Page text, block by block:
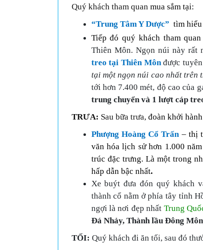
Quý khách tham quan mua sắm tại:
“Trung Tâm Y Dược” tìm
Tiếp đóquý khách tham
Thiên Môn. Ngọn núi này
treo tại Thiên Mônđược tuyên
tại một ngọn núi cao nhất trên
tới hơn 7.400 mét, độ cao của
trung chuyển và 1 lượt cáp
TRƯA: Sau bữa trưa, đoàn khởi hành
Phượng Hoàng Cổ Trấn – thị
văn hóa lịch sử hơn 1.000
trúc đặc trưng. Là một trong
hấp dẫn bậc nhất.
Xe buýt đưa đón quý khách
thành cổ nằm ở phía tây tỉnh
ngợi là nơi đẹp nhất Trung
Đá Nhảy, Thành lầu Đông
TỐI: Quý khách đi ăn tối, sau đó